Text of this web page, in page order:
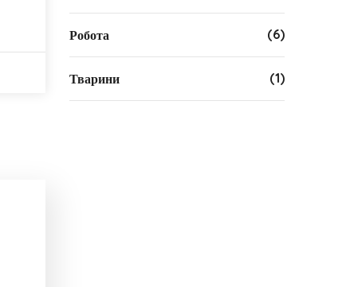
Робота (6)
Тварини (1)